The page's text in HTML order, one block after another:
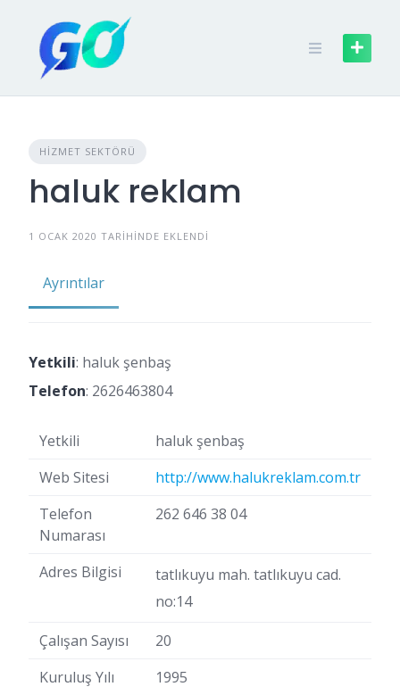
HIZMET SEKTÖRÜ
haluk reklam
1 OCAK 2020 TARIHINDE EKLENDI
Ayrıntılar
Yetkili: haluk şenbaş
Telefon: 2626463804
Yetkili
haluk şenbaş
Web Sitesi
http://www.halukreklam.com.tr
Telefon
Numarası
262 646 38 04
Adres Bilgisi
tatlıkuyu mah. tatlıkuyu cad.
no:14
Çalışan Sayısı
20
Kuruluş Yılı
1995